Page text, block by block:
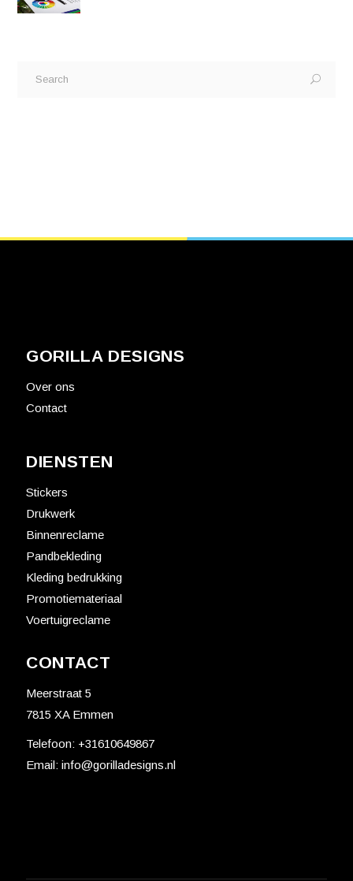
GORILLA DESIGNS
Over ons
Contact
DIENSTEN
Stickers
Drukwerk
Binnenreclame
Pandbekleding
Kleding bedrukking
Promotiemateriaal
Voertuigreclame
CONTACT
Meerstraat 5
7815 XA Emmen
Telefoon: +31610649867
Email: info@gorilladesigns.nl